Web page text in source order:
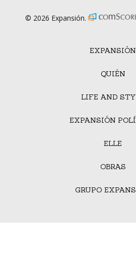
EXPANSIÓN
QUIÉN
LIFE AND
EXPANSIÓN
ELLE
OBRAS
GRUPO
© 2026 Expansión.